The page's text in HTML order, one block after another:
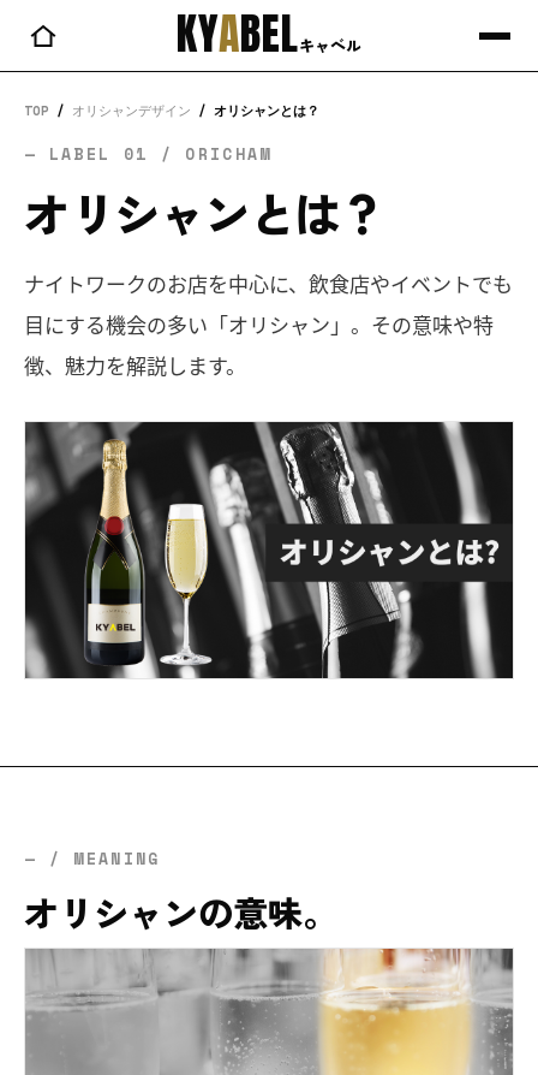
KYABELキャベル
TOP / オリシャンデザイン / オリシャンとは？
— LABEL 01 / ORICHAM
オリシャンとは？
ナイトワークのお店を中心に、飲食店やイベントでも
目にする機会の多い「オリシャン」。その意味や特
徴、魅力を解説します。
— / MEANING
オリシャンの意味。